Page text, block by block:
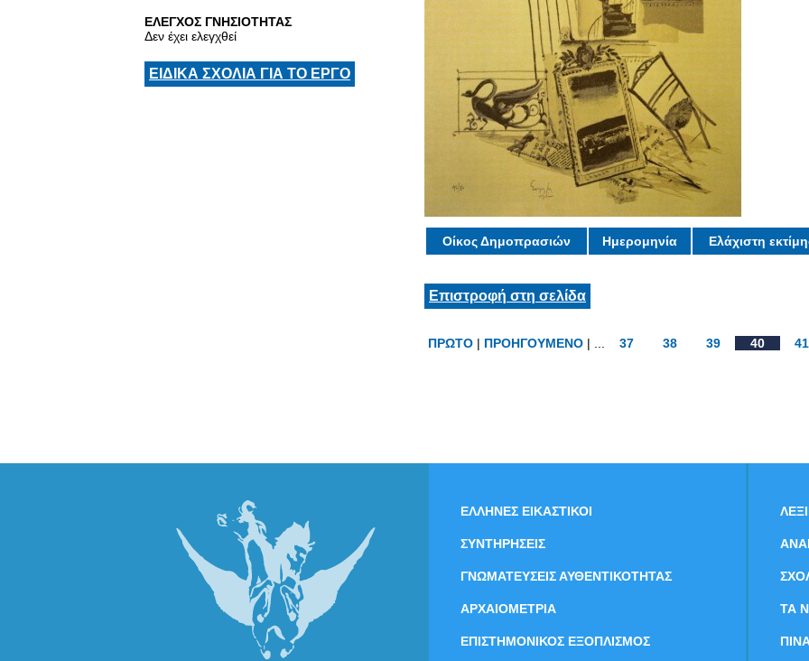
ΕΛΕΓΧΟΣ ΓΝΗΣΙΟΤΗΤΑΣ
Δεν έχει ελεγχθεί
ΕΙΔΙΚΑ ΣΧΟΛΙΑ ΓΙΑ ΤΟ ΕΡΓΟ
Οίκος Δημοπρασιών Ημερομηνία Ελάχιστη
Επιστροφή στη σελίδα
ΠΡΩΤΟ | ΠΡΟΗΓΟΥΜΕΝΟ | ... 37 38 39 40 41
ΕΛΛΗΝΕΣ ΕΙΚΑΣΤΙΚΟΙ
ΣΥΝΤΗΡΗΣΕΙΣ
ΓΝΩΜΑΤΕΥΣΕΙΣ ΑΥΘΕΝΤΙΚΟΤΗΤΑΣ
ΑΡΧΑΙΟΜΕΤΡΙΑ
ΕΠΙΣΤΗΜΟΝΙΚΟΣ ΕΞΟΠΛΙΣΜΟΣ
ΤΑ